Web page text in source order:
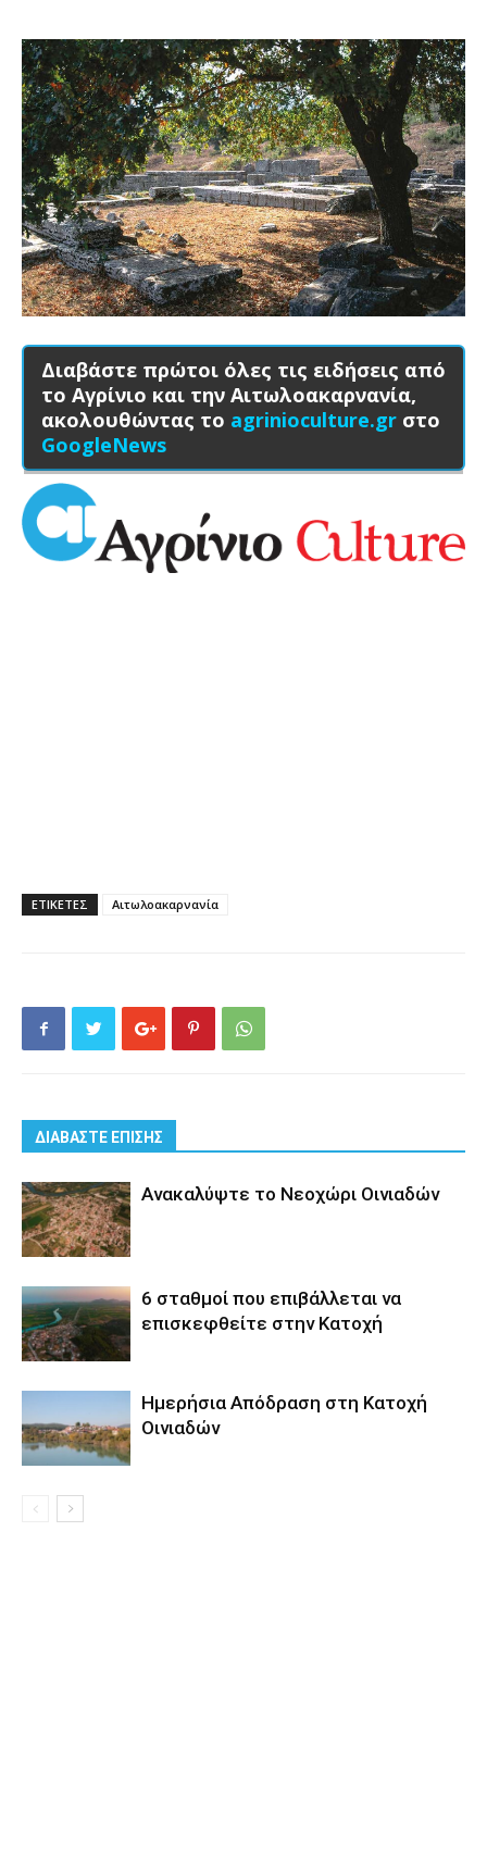
Διαβάστε πρώτοι όλες τις ειδήσεις από
το Αγρίνιο και την Αιτωλοακαρνανία,
ακολουθώντας το agrinioculture.gr στο
GoogleNews
ΕΤΙΚΕΤΕΣ Αιτωλοακαρνανία
ΔΙΑΒΑΣΤΕ ΕΠΙΣΗΣ
Ανακαλύψτε το Νεοχώρι Οινιαδών
6 σταθμοί που επιβάλλεται να
επισκεφθείτε στην Κατοχή
Ημερήσια Απόδραση στη Κατοχή
Οινιαδών